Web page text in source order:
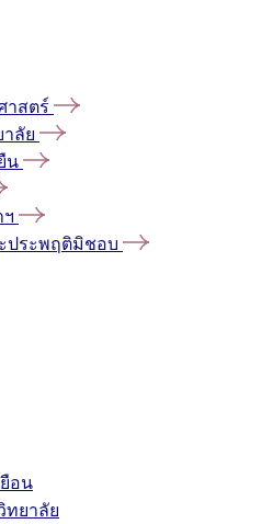
าสตร์
ลัย
น
ประพฤติมิชอบ
อน
ทยาลัย